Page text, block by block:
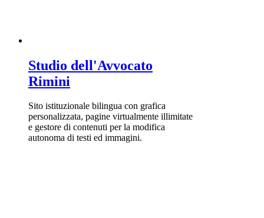
Studio dell'Avvocato
Rimini
Sito istituzionale bilingua con grafica
personalizzata, pagine virtualmente illimitate
e gestore di contenuti per la modifica
autonoma di testi ed immagini.